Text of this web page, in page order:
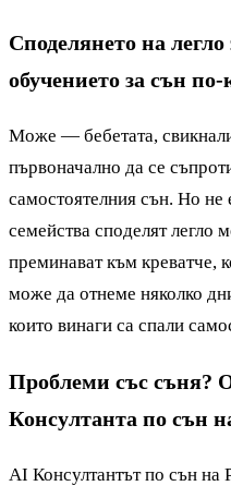
Споделянето на легло
обучението за сън по-
Може — бебетата,
първоначално да се
самостоятелния сън. Но
семейства споделят легло
преминават към креватче,
може да отнеме няколко
които винаги са спали
Проблеми със съня?
Консултанта по сън
AI Консултантът по сън на